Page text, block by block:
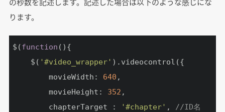
ります。
$(function ( ) {
	$(
'#video_wrapper' ).videocontrol({
		movieWidth:
640 ,
		movieHeight:
352 ,
	    chapterTarget :
'#chapter' , //ID名